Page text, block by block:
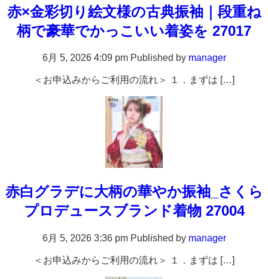
赤×金彩切り絵文様の古典振袖｜段重ね
柄で豪華でかっこいい着姿を 27017
6月 5, 2026 4:09 pm Published by manager
＜お申込みからご利用の流れ＞ １．まずは […]
赤白グラデに大柄の華やか振袖_さくら
プロデュースブランド着物 27004
6月 5, 2026 3:36 pm Published by manager
＜お申込みからご利用の流れ＞ １．まずは […]